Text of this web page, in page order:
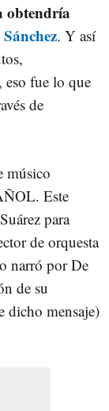
obtendría
. Y así
eso fue lo que
de
músico
Este
para
de orquesta
narró por De
de su
dicho mensaje)